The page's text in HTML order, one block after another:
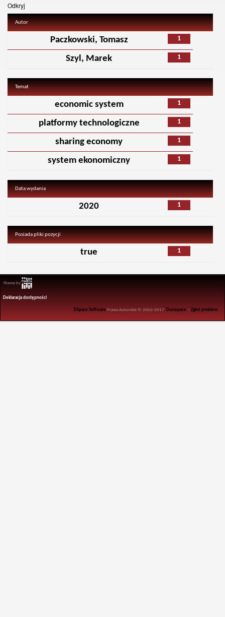
Odkryj
Autor
1
Paczkowski, Tomasz
1
Szyl, Marek
Temat
1
economic system
1
platformy technologiczne
1
sharing economy
1
system ekonomiczny
Data wydania
1
2020
Posiada pliki pozycji
1
true
Theme by
Deklaracja dostępności
DSpace Software Prawa Autorskie © 2002-2017 Duraspace -Zgłoś problem